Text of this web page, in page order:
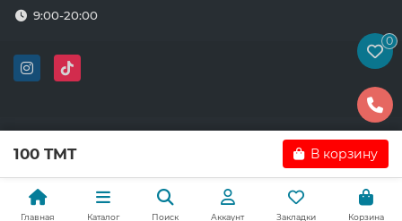
9:00-20:00
0
100 TMT В корзину
Главная Каталог Поиск Аккаунт Закладки Корзина